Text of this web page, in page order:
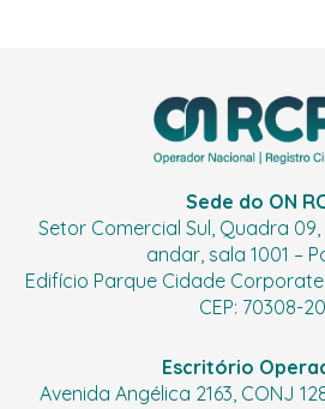
Sede do ON
Setor Comercial Sul, Quadra 09,
andar, sala 1001 –
Edifício Parque Cidade
CEP: 70308-
Escritório
Avenida Angélica 2163, CONJ